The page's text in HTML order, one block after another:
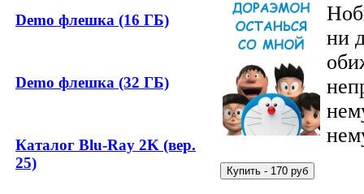
Demo флешка (16 ГБ)
Demo флешка (32 ГБ)
Каталог Blu-Ray 2K (вер.
25)
ни